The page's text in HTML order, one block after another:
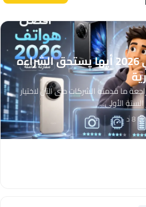
أفضل 5 هواتف رائدة في 2026 أيها يستحق الشراءه
لمراجعة ما قدمته الشركات حتى الآن لاختيار
الأولى...
8 د